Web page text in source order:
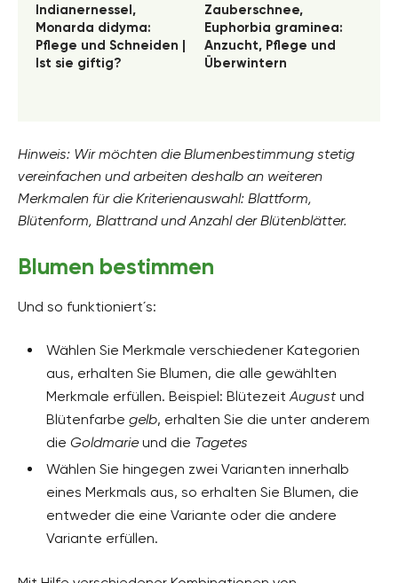
Indianernessel,
Monarda didyma:
Pflege und Schneiden |
Ist sie giftig?
Zauberschnee,
Euphorbia graminea:
Anzucht, Pflege und
Überwintern
Hinweis: Wir möchten die Blumenbestimmung stetig
vereinfachen und arbeiten deshalb an weiteren
Merkmalen für die Kriterienauswahl: Blattform,
Blütenform, Blattrand und Anzahl der Blütenblätter.
Blumen bestimmen
Und so funktioniert´s:
Wählen Sie Merkmale verschiedener Kategorien
aus, erhalten Sie Blumen, die alle gewählten
Merkmale erfüllen. Beispiel: BlütezeitAugust und
Blütenfarbe gelb, erhalten Sie die unter anderem
die Goldmarieund die Tagetes
Wählen Sie hingegen zwei Varianten innerhalb
eines Merkmals aus, so erhalten Sie Blumen, die
entweder die eine Variante oder die andere
Variante erfüllen.